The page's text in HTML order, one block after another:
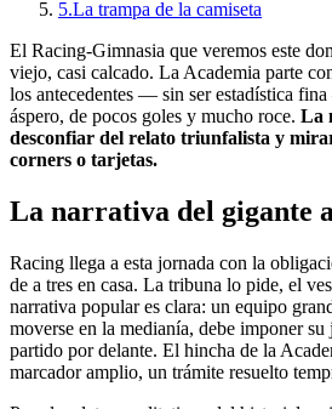
5.La trampa de la camiseta
El Racing-Gimnasia que veremos este
viejo, casi calcado. La Academia parte
los antecedentes — sin ser estadística
áspero, de pocos goles y mucho roce. La
desconfiar del relato triunfalista y
corners o tarjetas.
La narrativa del gigante
Racing llega a esta jornada con la
de a tres en casa. La tribuna lo pide, el
narrativa popular es clara: un equipo
moverse en la medianía, debe imponer
partido por delante. El hincha de la
marcador amplio, un trámite resuelto